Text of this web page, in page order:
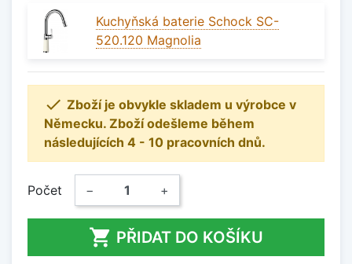
Kuchyňská baterie Schock SC-
520.120 Magnolia
 Zboží je obvykle skladem u výrobce v
Německu. Zboží odešleme během
následujících 4 - 10 pracovních dnů.
Počet − +
 PŘIDAT DO KOŠÍKU